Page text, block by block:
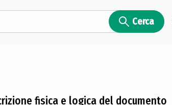
Cerca
fisica e logica del documento